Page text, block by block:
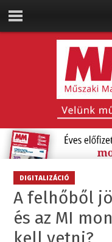
DIGITALIZÁCIÓ
A felhőből
és az MI